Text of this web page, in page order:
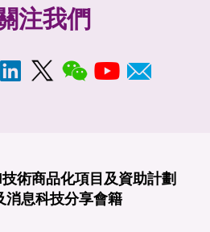
注我們
技術商品化項目及資助計劃
消息科技分享會籍